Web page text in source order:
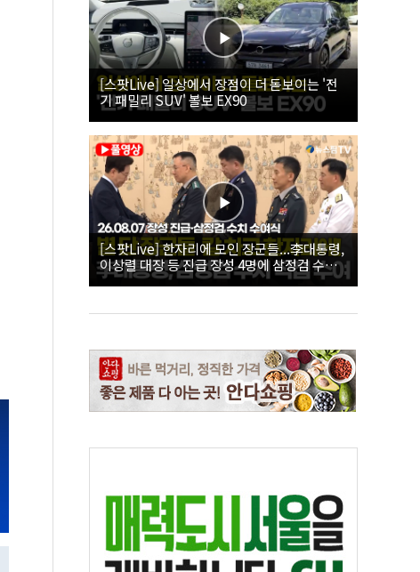
[스팟Live] 일상에서 장점이 더 돋보이는 '전
기 패밀리 SUV' 볼보 EX90
[스팟Live] 한자리에 모인 장군들...李대통령,
이상렬 대장 등 진급 장성 4명에 삼정검 수치
직접 수여｜26.08.07 장성 진급·삼정검 수치